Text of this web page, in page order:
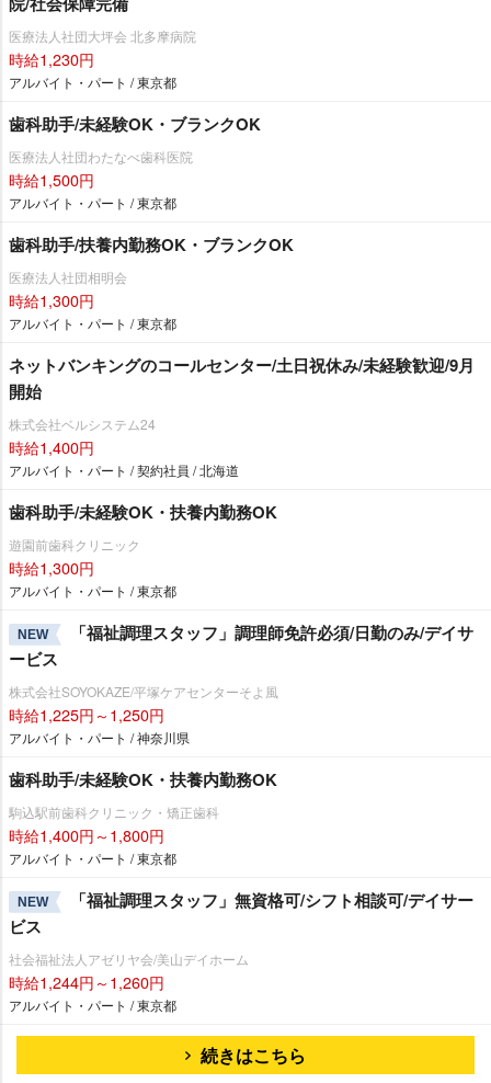
医療法人社団大坪会 北多摩病院
時給1,230円
アルバイト・パート / 東京都
歯科助手/未経験OK・ブランクOK
医療法人社団わたなべ歯科医院
時給1,500円
アルバイト・パート / 東京都
歯科助手/扶養内勤務OK・ブランクOK
医療法人社団相明会
時給1,300円
アルバイト・パート / 東京都
ネットバンキングのコールセンター/土日祝休み/未経験歓迎/9月
開始
株式会社ベルシステム24
時給1,400円
アルバイト・パート / 契約社員 / 北海道
歯科助手/未経験OK・扶養内勤務OK
遊園前歯科クリニック
時給1,300円
アルバイト・パート / 東京都
NEW
「福祉調理スタッフ」調理師免許必須/日勤のみ/デイサ
ービス
株式会社SOYOKAZE/平塚ケアセンターそよ風
時給1,225円～1,250円
アルバイト・パート / 神奈川県
歯科助手/未経験OK・扶養内勤務OK
駒込駅前歯科クリニック・矯正歯科
時給1,400円～1,800円
アルバイト・パート / 東京都
NEW
「福祉調理スタッフ」無資格可/シフト相談可/デイサー
ビス
社会福祉法人アゼリヤ会/美山デイホーム
時給1,244円～1,260円
アルバイト・パート / 東京都
続きはこちら